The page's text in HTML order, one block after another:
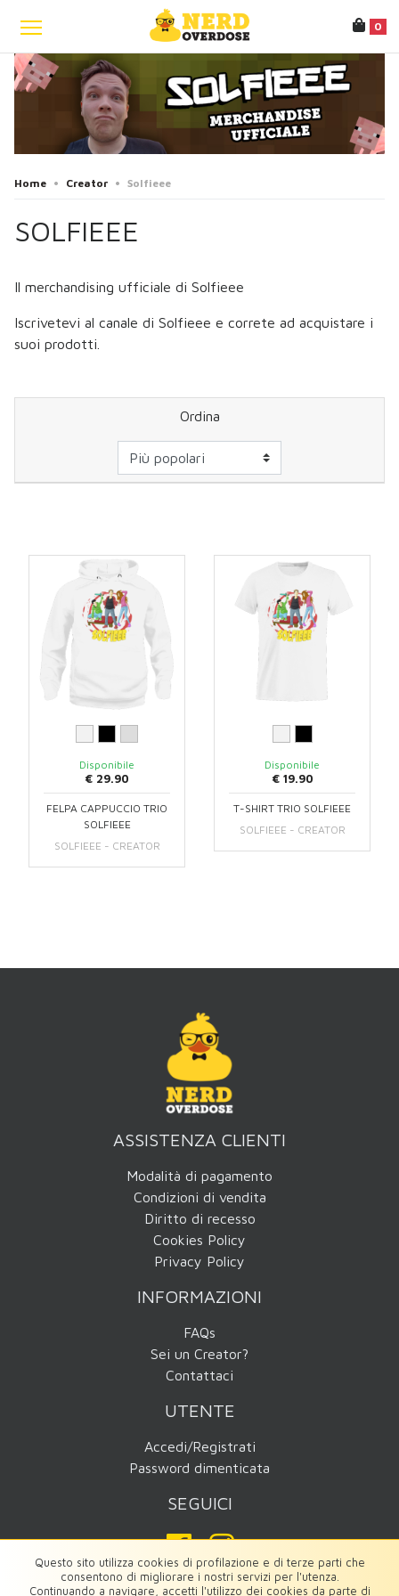
0
Home • Creator • Solfieee
SOLFIEEE
Il merchandising ufficiale di Solfieee
Iscrivetevi al canale di Solfieee e correte ad acquistare i
suoi prodotti.
Ordina
Disponibile
€ 29.90
FELPA CAPPUCCIO TRIO
SOLFIEEE
SOLFIEEE - CREATOR
Disponibile
€ 19.90
T-SHIRT TRIO SOLFIEEE
SOLFIEEE - CREATOR
ASSISTENZA CLIENTI
Modalità di pagamento
Condizioni di vendita
Diritto di recesso
Cookies Policy
Privacy Policy
INFORMAZIONI
FAQs
Sei un Creator?
Contattaci
UTENTE
Accedi/Registrati
Password dimenticata
SEGUICI
Questo sito utilizza cookies di profilazione e di terze parti che
consentono di migliorare i nostri servizi per l'utenza.
Continuando a navigare, accetti l'utilizzo dei cookies da parte di